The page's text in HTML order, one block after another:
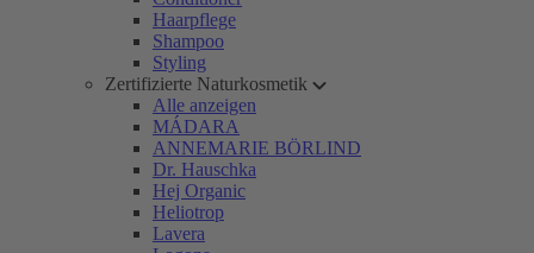
Haarpflege
Shampoo
Styling
Zertifizierte Naturkosmetik
Alle anzeigen
MÁDARA
ANNEMARIE BÖRLIND
Dr. Hauschka
Hej Organic
Heliotrop
Lavera